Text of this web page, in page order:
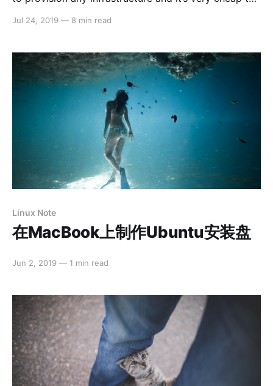
easy to start with inefficiencies that go unnoticed.
Jul 24, 2019 — 8 min read
Linux Note
在MacBook上制作Ubuntu安装盘
Jun 2, 2019 — 1 min read